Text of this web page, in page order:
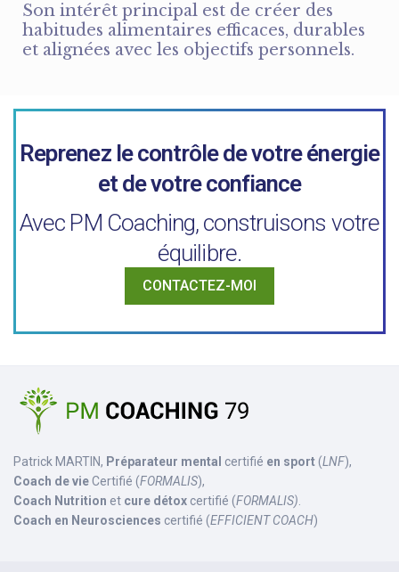
Son intérêt principal est de créer des
habitudes alimentaires efficaces, durables
et alignées avec les objectifs personnels.
Reprenez le contrôle de votre énergie
et de votre confiance
Avec PM Coaching, construisons votre
équilibre.
CONTACTEZ-MOI
Patrick MARTIN, Préparateur mental certifié en sport(LNF),
Coach de vieCertifié (FORMALIS),
Coach Nutrition et cure détox certifié (FORMALIS)
Coach en Neurosciences certifié (EFFICIENT COACH)